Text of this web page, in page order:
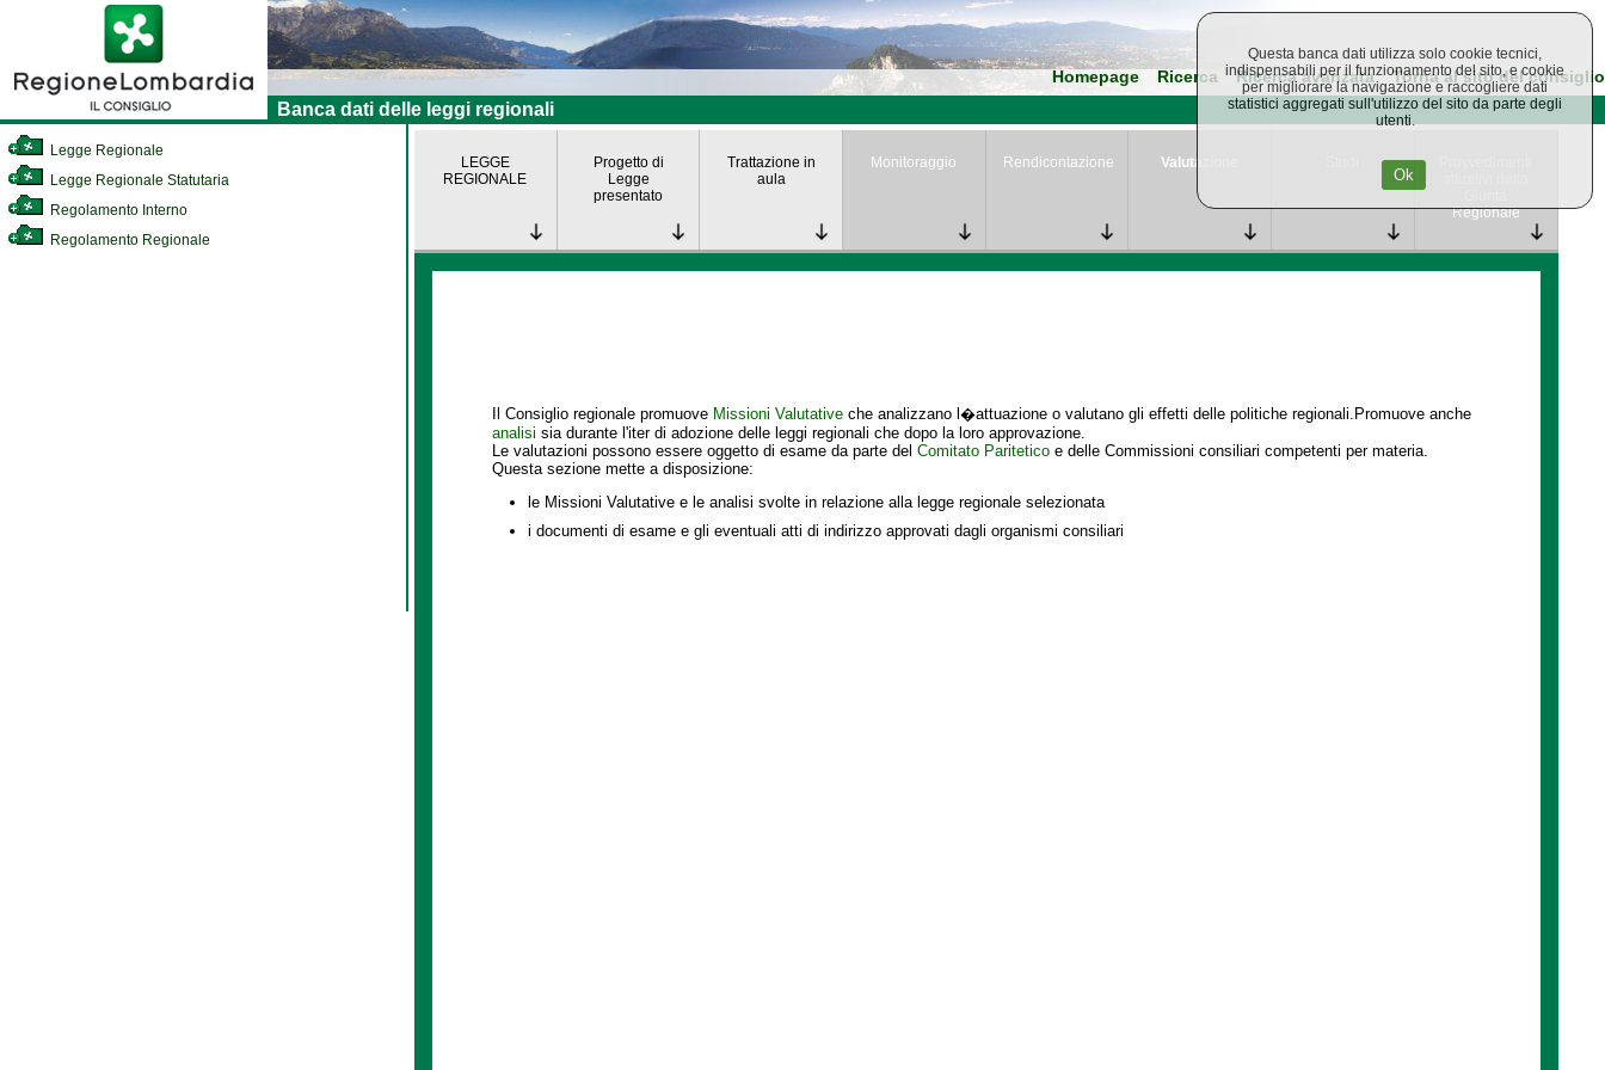
Homepage Ricerca Ricerca avanzata Torna al sito del consiglio
Banca dati delle leggi regionali
Legge Regionale
Legge Regionale Statutaria
Regolamento Interno
Regolamento Regionale
LEGGE
REGIONALE
Progetto di
Legge
presentato
Trattazione in
aula
Monitoraggio Rendicontazione Valutazione
Regionale
Il Consiglio regionale promuove Missioni Valutative che analizzano l�attuazione o valutano gli effetti delle politiche regionali.Promuove anche
analisi sia durante l'iter di adozione delle leggi regionali che dopo la loro approvazione.
Le valutazioni possono essere oggetto di esame da parte del Comitato Paritetico e delle Commissioni consiliari competenti per materia.
Questa sezione mette a disposizione:
le Missioni Valutative e le analisi svolte in relazione alla legge regionale selezionata
i documenti di esame e gli eventuali atti di indirizzo approvati dagli organismi consiliari
Questa banca dati utilizza solo cookie tecnici,
indispensabili per il funzionamento del sito, e cookie
per migliorare la navigazione e raccogliere dati
statistici aggregati sull'utilizzo del sito da parte degli
utenti.
Ok